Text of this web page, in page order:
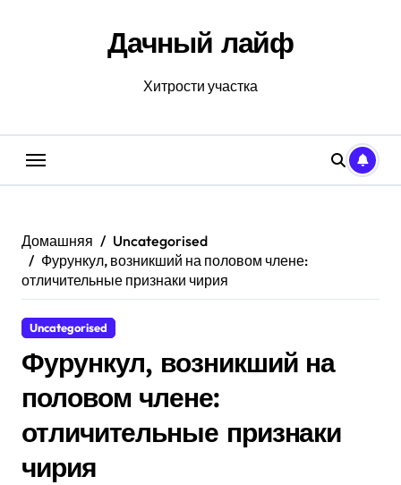
Дачный лайф
Хитрости участка
Домашняя
Uncategorised
Фурункул, возникший на половом члене:
отличительные признаки чирия
Uncategorised
Фурункул, возникший на
половом члене:
отличительные признаки
чирия